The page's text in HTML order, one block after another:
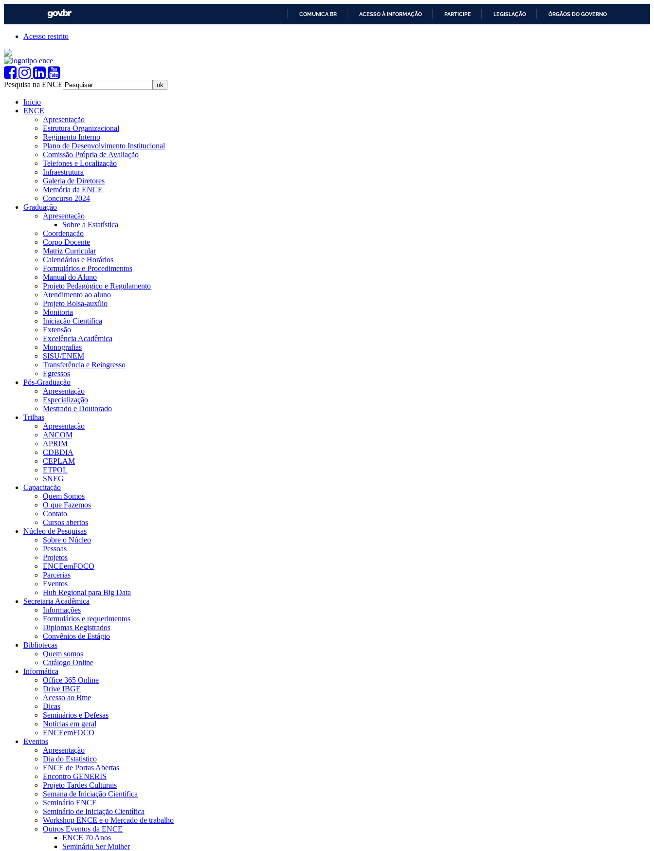
COMUNICA BR ACESSO À INFORMAÇÃO PARTICIPE LEGISLAÇÃO ÓRGÃOS DO GOVERNO
Acesso restrito
Pesquisa na ENCE
Início
ENCE
Apresentação
Estrutura Organizacional
Regimento Interno
Plano de Desenvolvimento Institucional
Comissão Própria de Avaliação
Telefones e Localização
Infraestrutura
Galeria de Diretores
Memória da ENCE
Concurso 2024
Graduação
Apresentação
Sobre a Estatística
Coordenação
Corpo Docente
Matriz Curricular
Calendários e Horários
Formulários e Procedimentos
Manual do Aluno
Projeto Pedagógico e Regulamento
Atendimento ao aluno
Projeto Bolsa-auxílio
Monitoria
Iniciação Científica
Extensão
Excelência Acadêmica
Monografias
SISU/ENEM
Transferência e Reingresso
Egressos
Pós-Graduação
Apresentação
Especialização
Mestrado e Doutorado
Trilhas
Apresentação
ANCOM
APRIM
CDBDIA
CEPLAM
ETPOL
SNEG
Capacitação
Quem Somos
O que Fazemos
Contato
Cursos abertos
Núcleo de Pesquisas
Sobre o Núcleo
Pessoas
Projetos
ENCEemFOCO
Parcerias
Eventos
Hub Regional para Big Data
Secretaria Acadêmica
Informações
Formulários e requerimentos
Diplomas Registrados
Convênios de Estágio
Bibliotecas
Quem somos
Catálogo Online
Informática
Office 365 Online
Drive IBGE
Acesso ao Bme
Dicas
Seminários e Defesas
Notícias em geral
ENCEemFOCO
Eventos
Apresentação
Dia do Estatístico
ENCE de Portas Abertas
Encontro GENERIS
Projeto Tardes Culturais
Semana de Iniciação Científica
Seminário ENCE
Seminário de Iniciação Científica
Workshop ENCE e o Mercado de trabalho
Outros Eventos da ENCE
ENCE 70 Anos
Seminário Ser Mulher